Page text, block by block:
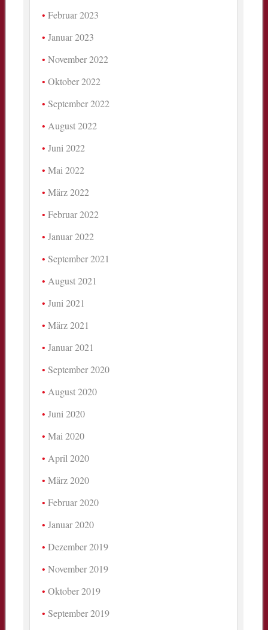
Februar 2023
Januar 2023
November 2022
Oktober 2022
September 2022
August 2022
Juni 2022
Mai 2022
März 2022
Februar 2022
Januar 2022
September 2021
August 2021
Juni 2021
März 2021
Januar 2021
September 2020
August 2020
Juni 2020
Mai 2020
April 2020
März 2020
Februar 2020
Januar 2020
Dezember 2019
November 2019
Oktober 2019
September 2019